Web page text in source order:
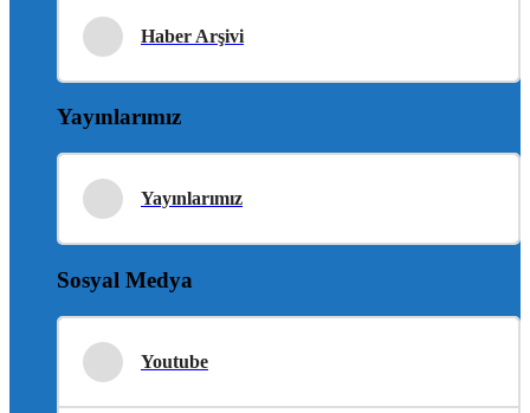
Haber Arşivi
Yayınlarımız
Yayınlarımız
Sosyal Medya
Youtube